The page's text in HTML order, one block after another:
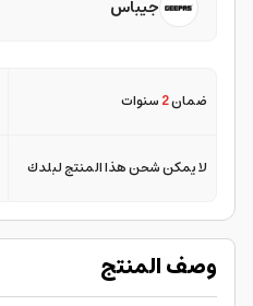
جيباس
ضمان2سنوات
لا يمكن شحن هذا المنتج لبلدك
وصف المنتج